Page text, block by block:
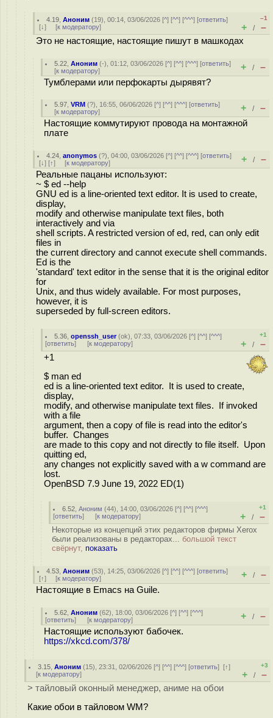
4.19 ,Аноним (19), 00:14, 03/06/2026 [^] [^^] [^^^] [ответить]
[↓] [к модератору]
–1
+ / –
Это не настоящие, настоящие пишут в машкодах
5.22 ,Аноним (-), 01:12, 03/06/2026 [^] [^^] [^^^] [ответить]
[к модератору] + / –
Тумблерами или перфокарты дырявят?
5.97 ,VRM (?), 16:55, 06/06/2026 [^] [^^] [^^^] [ответить]
[к модератору] + / –
Настоящие коммутируют провода на монтажной
плате
4.24 ,anonymos (?), 04:00, 03/06/2026 [^] [^^] [^^^] [ответить]
[↓] [↑] [к модератору] + / –
Реальные пацаны используют:
~ $ ed --help
GNU ed is a line-oriented text editor. It is used to create,
display,
modify and otherwise manipulate text files, both
interactively and via
shell scripts. A restricted version of ed, red, can only edit
files in
the current directory and cannot execute shell commands.
Ed is the
'standard' text editor in the sense that it is the original editor
for
Unix, and thus widely available. For most purposes,
however, it is
superseded by full-screen editors.
5.36 ,openssh_user(ok), 07:33, 03/06/2026 [^] [^^] [^^^]
[ответить] [к модератору]
+1
+ / –
+1
$ man ed
ed is a line-oriented text editor. It is used to create,
display,
modify, and otherwise manipulate text files. If invoked
with a file
argument, then a copy of file is read into the editor's
buffer. Changes
are made to this copy and not directly to file itself. Upon
quitting ed,
any changes not explicitly saved with a w command are
lost.
OpenBSD 7.9 June 19, 2022 ED(1)
6.52 ,Аноним (44), 14:00, 03/06/2026 [^] [^^] [^^^]
[ответить] [к модератору]
+1
+ / –
Некоторые из концепций этих редакторов фирмы Xerox
были реализованы в редакторах... большой текст
свёрнут, показать
4.53 ,Аноним (53), 14:25, 03/06/2026 [^] [^^] [^^^] [ответить]
[↑] [к модератору] + / –
Настоящие в Emacs на Guile.
5.62 ,Аноним (62), 18:00, 03/06/2026 [^] [^^] [^^^]
[ответить] [к модератору] + / –
Настоящие используют бабочек.
https://xkcd.com/378/
3.15 ,Аноним (15), 23:31, 02/06/2026 [^] [^^] [^^^] [ответить][↑]
[к модератору]
+3
+ / –
> тайловый оконный менеджер, аниме на обои
Какие обои в тайловом WM?